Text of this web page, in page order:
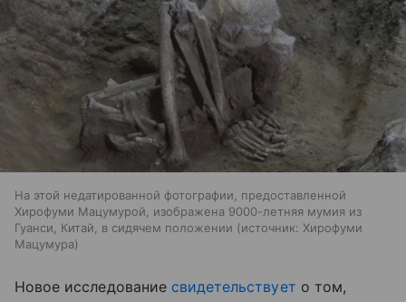
На этой недатированной фотографии, предоставленной
Хирофуми Мацумурой, изображена 9000-летняя мумия из
Гуанси, Китай, в сидячем положении
источник: Хирофуми
Мацумура
Новое исследование свидетельствует о том,